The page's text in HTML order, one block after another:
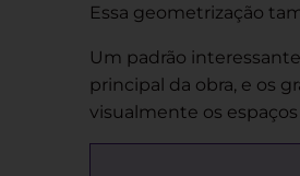
Essa geometrização
Um padrão
principal da obra, e os
visualmente os espaços